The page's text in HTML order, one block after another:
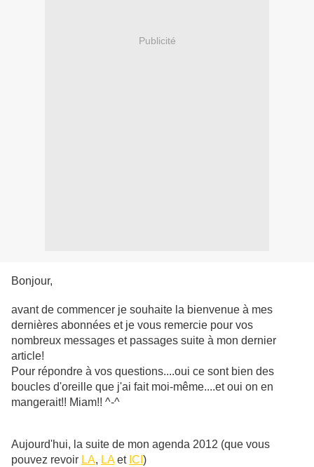
Publicité
Bonjour,
avant de commencer je souhaite la bienvenue à mes
dernières abonnées et je vous remercie pour vos
nombreux messages et passages suite à mon dernier
article!
Pour répondre à vos questions....oui ce sont bien des
boucles d'oreille que j'ai fait moi-même....et oui on en
mangerait!! Miam!! ^-^
Aujourd'hui, la suite de mon agenda 2012 (que vous
pouvez revoir LA, LAet ICI )